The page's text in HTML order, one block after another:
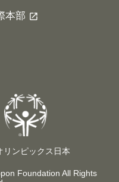
本部
リンピックス日本
Foundation All Rights